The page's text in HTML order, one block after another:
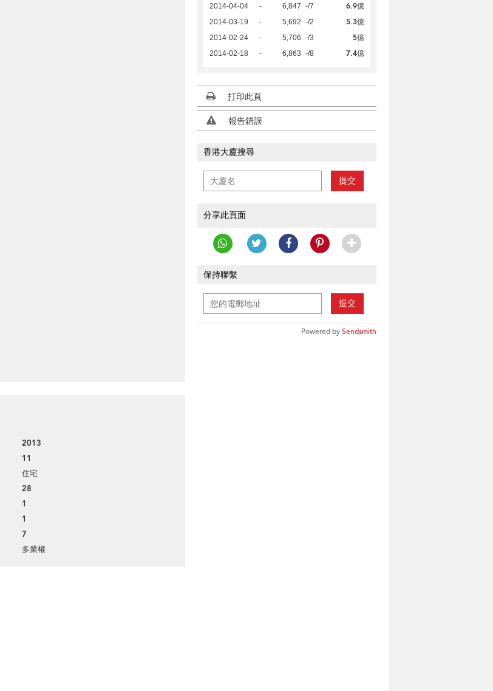
2013
11
住宅
28
1
1
7
多業權
2014-04-04 - 6,847 -/7 6.9億
2014-03-19 - 5,692 -/2 5.3億
2014-02-24 - 5,706 -/3 5億
2014-02-18 - 6,863 -/8 7.4億
打印此頁
報告錯誤
香港大廈搜尋
提交
分享此頁面
保持聯繫
提交
Powered bySendsmith